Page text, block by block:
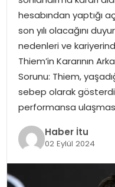
TEKNOLOJI
EĞITIM
MAGAZIN
SPOR
YAŞAM
hesabından yaptığı
son yılı olacağını
nedenleri ve
Thiem’in Kararının
Sorunu: Thiem,
sebep olarak
performansa
Haber İtu
02 Eylül 2024